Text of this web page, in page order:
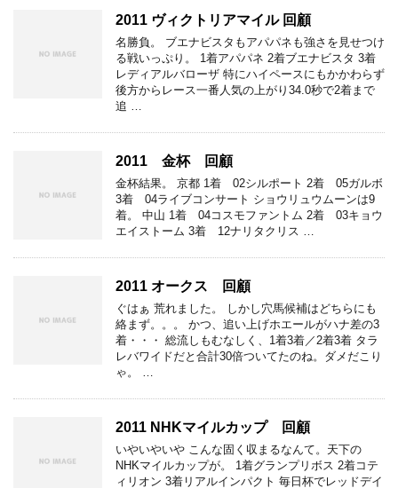
2011 ヴィクトリアマイル 回顧
名勝負。 ブエナビスタもアパパネも強さを見せつけ
る戦いっぷり。 1着アパパネ 2着ブエナビスタ 3着
レディアルバローザ 特にハイペースにもかかわらず
後方からレース一番人気の上がり34.0秒で2着まで
追 …
2011 金杯 回顧
金杯結果。 京都 1着 02シルポート 2着 05ガルボ
3着 04ライブコンサート ショウリュウムーンは9
着。 中山 1着 04コスモファントム 2着 03キョウ
エイストーム 3着 12ナリタクリス …
2011 オークス 回顧
ぐはぁ 荒れました。 しかし穴馬候補はどちらにも
絡まず。。。 かつ、追い上げホエールがハナ差の3
着・・・ 総流しもむなしく、1着3着／2着3着 タラ
レバワイドだと合計30倍ついてたのね。ダメだこり
ゃ。 …
2011 NHKマイルカップ 回顧
いやいやいや こんな固く収まるなんて。天下の
NHKマイルカップが。 1着グランプリボス 2着コテ
ィリオン 3着リアルインパクト 毎日杯でレッドデイ